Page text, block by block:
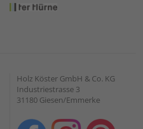
Holz Köster GmbH & Co. KG
Industriestrasse 3
31180 Giesen/Emmerke